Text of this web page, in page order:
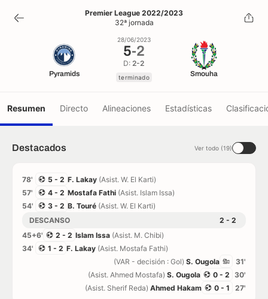
5-2
terminado
Premier League 2022/2023
32ª jornada
Pyramids
28/06/2023
5-2
D:2-2
terminado Smouha
Resumen Directo Alineaciones Estadísticas
Destacados Ver todo (19)
78' 5 - 2 F. Lakay (Asist. W. El Karti)
57'
4 - 2 Mostafa Fathi (Asist. Islam Issa)
54'
3 - 2 B. Touré (Asist. W. El Karti)
DESCANSO
2 - 2
45+6'
2 - 2 Islam Issa (Asist. M. Chibi)
34'
1 - 2 F. Lakay (Asist. Mostafa Fathi)
31'
(VAR - decisión : Gol) S. Ougola
30'
0 - 2
(Asist. Ahmed Mostafa) S. Ougola
27'
0 - 1
(Asist. Sherif Reda) Ahmed Hakam